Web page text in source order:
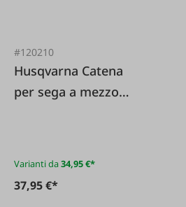
#120210
Husqvarna Catena
per sega a mezzo
Varianti da34,95 €*
37,95 €*